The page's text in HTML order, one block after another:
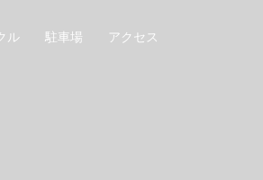
ル 駐車場 アクセス